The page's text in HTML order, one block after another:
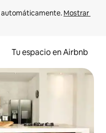
automáticamente. Mostrar
Tu espacio en Airbnb